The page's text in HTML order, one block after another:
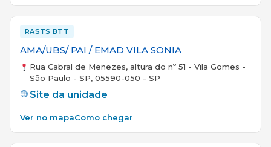
RASTS BTT
AMA/UBS/ PAI / EMAD VILA SONIA
Rua Cabral de Menezes, altura do nº 51 - Vila Gomes -
São Paulo - SP, 05590-050 - SP
Site da unidade
Ver no mapaComo chegar